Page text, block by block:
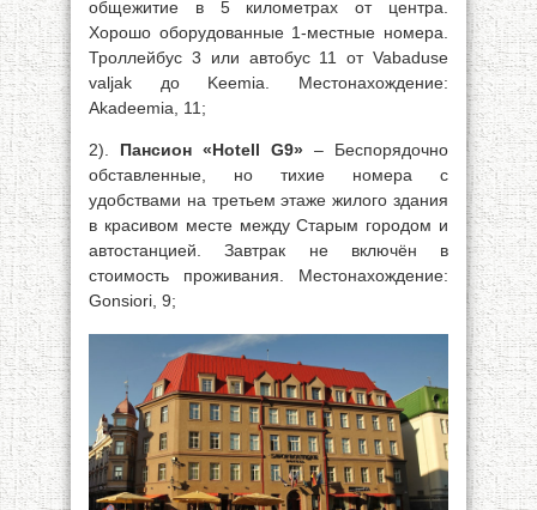
общежитие в 5 километрах от центра.
Хорошо оборудованные 1-местные номера.
Троллейбус 3 или автобус 11 от Vabaduse
valjak до Keemia. Местонахождение:
Akadeemia, 11;
2). Пансион «Hotell G9» – Беспорядочно
обставленные, но тихие номера с
удобствами на третьем этаже жилого здания
в красивом месте между Старым городом и
автостанцией. Завтрак не включён в
стоимость проживания. Местонахождение:
Gonsiori, 9;